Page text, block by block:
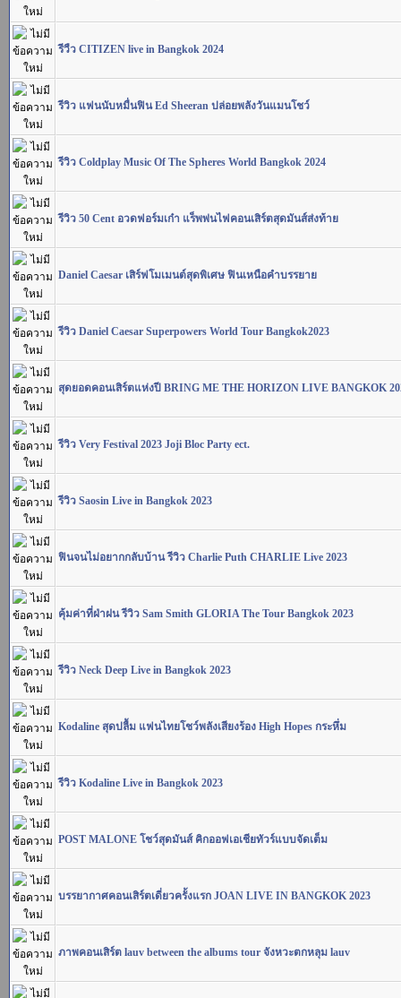
รีวืว CITIZEN live in Bangkok 2024
รีวิว แฟนนับหมื่นฟิน Ed Sheeran ปล่อยพลังวันแมนโชว์
รีวิว Coldplay Music Of The Spheres World Bangkok 2024
รีวิว 50 Cent อวดฟอร์มเก๋า แร็พพ่นไฟคอนเสิร์ตสุดมันส์ส่งท้าย
Daniel Caesar เสิร์ฟโมเมนต์สุดพิเศษ ฟินเหนือคำบรรยาย
รีวิว Daniel Caesar Superpowers World Tour Bangkok2023
สุดยอดคอนเสิร์ตแห่งปี BRING ME THE HORIZON LIVE BANGKOK
รีวิว Very Festival 2023 Joji Bloc Party ect.
รีวิว Saosin Live in Bangkok 2023
ฟินจนไม่อยากกลับบ้าน รีวิว Charlie Puth CHARLIE Live 2023
คุ้มค่าที่ฝ่าฝน รีวิว Sam Smith GLORIA The Tour Bangkok 2023
รีวิว Neck Deep Live in Bangkok 2023
Kodaline สุดปลื้ม แฟนไทยโชว์พลังเสียงร้อง High Hopes กระหึ่ม
รีวิว Kodaline Live in Bangkok 2023
POST MALONE โชว์สุดมันส์ คิกออฟเอเชียทัวร์แบบจัดเต็ม
บรรยากาศคอนเสิร์ตเดี่ยวครั้งแรก JOAN LIVE IN BANGKOK 2023
ภาพคอนเสิร์ต lauv between the albums tour จังหวะตกหลุม lauv